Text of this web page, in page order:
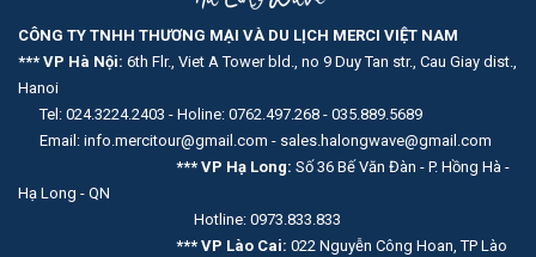
CÔNG TY TNHH THƯƠNG MẠI VÀ DU LỊCH MERCI VIỆT NAM
*** VP Hà Nội: 6th Flr., Viet A Tower bld., no 9 Duy Tan str., Cau Giay dist.,
Hanoi
Tel: 024.3224.2403 - Holine: 0762.497.268 - 035.889.5689
Email: info.mercitour@gmail.com - sales.halongwave@gmail.com
*** VP Hạ Long: Số 36 Bế Văn Đàn - P. Hồng Hà -
Hạ Long - QN
Hotline: 0973.833.833
*** VP Lào Cai: 022 Nguyễn Công Hoan, TP Lào